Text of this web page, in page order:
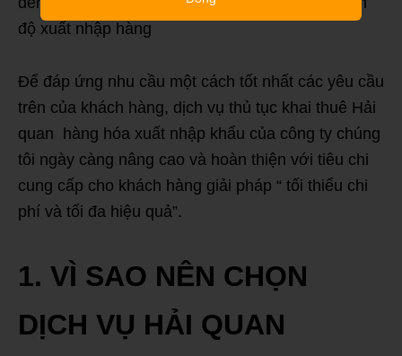
độ xuất nhập hàng
Để đáp ứng nhu cầu một cách tốt nhất các yêu cầu
trên của khách hàng, dịch vụ thủ tục khai thuê Hải
quan hàng hóa xuất nhập khẩu của công ty chúng
tôi ngày càng nâng cao và hoàn thiện với tiêu chi
cung cấp cho khách hàng giải pháp “ tối thiểu chi
phí và tối đa hiệu quả”.
1. VÌ SAO NÊN CHỌN
DỊCH VỤ HẢI QUAN